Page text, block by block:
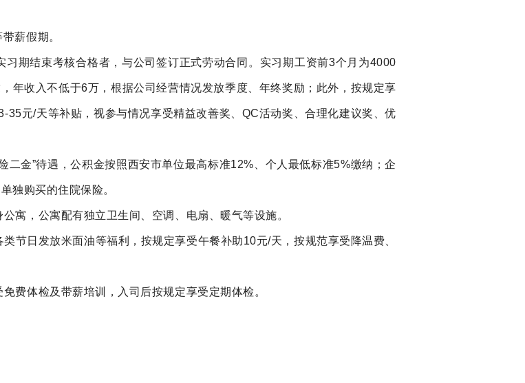
薪假期。
习期结束考核合格者，与公司签订正式劳动合同。实习期工资前3个月为4000
年收入不低于6万，根据公司经营情况发放季度、 年终奖励；此外，按规定享
35元/天等补贴，视参与情况享受精益改善奖、 QC活动奖、合理化建议奖、优
二金”待遇，公积金按照西安市单位最高标准12%、个人最低标准5%缴纳；企
独购买的住院保险。
寓，公寓配有独立卫生间、空调、电扇、暖气等设施。
节日发放米面油等福利，按规定享受午餐补助10元/天，按规范享受降温费、
费体检及带薪培训，入司后按规定享受定期体检。